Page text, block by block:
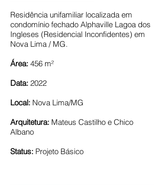
Residência unifamiliar localizada em
condomínio fechado Alphaville Lagoa dos
Ingleses (Residencial Inconfidentes) em
Nova Lima / MG.
Área: 456 m²
Data: 2022
Local: Nova Lima/MG
Arquitetura: Mateus Castilho e Chico
Albano
Status: Projeto Básico